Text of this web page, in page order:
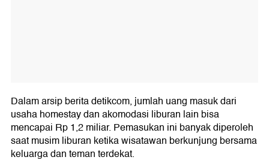
Dalam arsip berita detikcom, jumlah uang masuk dari
usaha homestay dan akomodasi liburan lain bisa
mencapai Rp 1,2 miliar. Pemasukan ini banyak diperoleh
saat musim liburan ketika wisatawan berkunjung bersama
keluarga dan teman terdekat.